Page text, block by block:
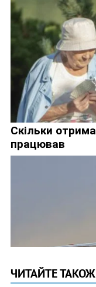
ЧИТАЙТЕ ТАКОЖ